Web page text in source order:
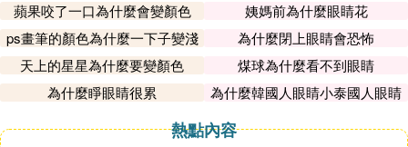
蘋果咬了一口為什麼會變顏色
姨媽前為什麼眼睛花
ps畫筆的顏色為什麼一下子變淺
了
為什麼閉上眼睛會恐怖
天上的星星為什麼要變顏色
煤球為什麼看不到眼睛
為什麼睜眼睛很累
為什麼韓國人眼睛小泰國人眼睛
熱點內容